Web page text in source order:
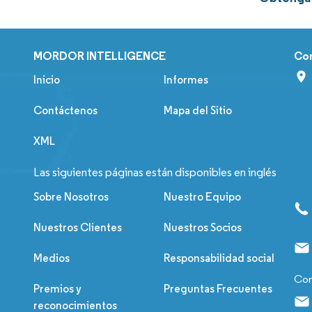
MORDOR INTELLIGENCE
Inicio Informes
Contáctenos Mapa del Sitio
XML
Las siguientes páginas están disponibles en inglés
Sobre Nosotros Nuestro Equipo
Nuestros Clientes Nuestros Socios
Medios Responsabilidad social
Premios y
reconocimientos
Preguntas Frecuentes